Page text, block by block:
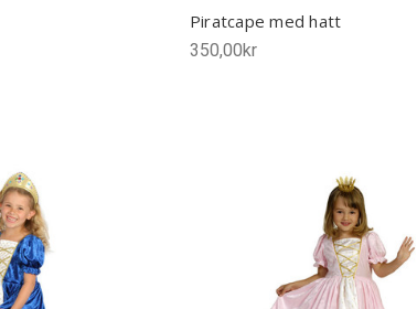
Piratcape med hatt
350,00kr